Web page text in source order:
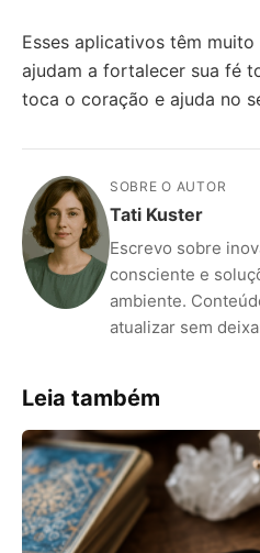
Esses aplicativos têm
ajudam a fortalecer sua fé
toca o coração e ajuda no
SOBRE O AUTOR
Tati Kuster
Escrevo sobre
consciente e
ambiente.
atualizar sem
Leia também